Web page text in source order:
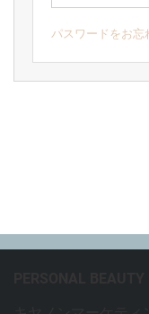
パスワードをお忘
PERSONAL